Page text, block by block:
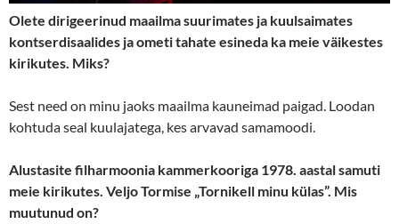
Olete dirigeerinud maailma suurimates ja kuulsaimates
kontserdisaalides ja ometi tahate esineda ka meie väikestes
kirikutes. Miks?
Sest need on minu jaoks maailma kauneimad paigad. Loodan
kohtuda seal kuulajatega, kes arvavad samamoodi.
Alustasite filharmoonia kammerkooriga 1978. aastal samuti
meie kirikutes. Veljo Tormise „Tornikell minu külas”. Mis
muutunud on?